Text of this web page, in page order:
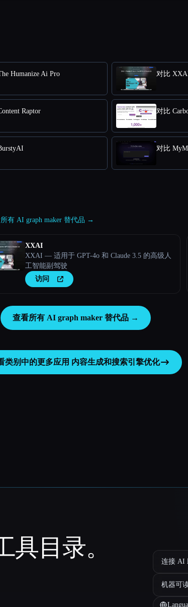
Humanize Ai Pro 对比
Raptor 对比
对比
有 AI graph maker 替代品 →
XXAI
XXAI — 适用于 GPT-4o 和 Claude 3.5 的高级人
工智能副驾驶
访问
查看所有 AI graph maker 替代品 →
类别中的更多应用 内容生成和搜索引擎优化
具目录。 连接 AI
机器可